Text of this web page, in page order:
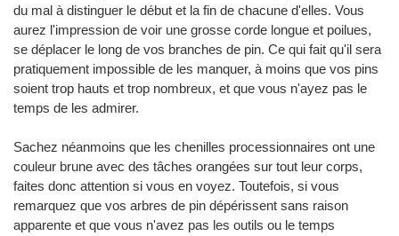
du mal à distinguer le début et la fin de chacune d'elles. Vous
aurez l'impression de voir une grosse corde longue et poilues,
se déplacer le long de vos branches de pin. Ce qui fait qu'il sera
pratiquement impossible de les manquer, à moins que vos pins
soient trop hauts et trop nombreux, et que vous n'ayez pas le
temps de les admirer.
Sachez néanmoins que les chenilles processionnaires ont une
couleur brune avec des tâches orangées sur tout leur corps,
faites donc attention si vous en voyez. Toutefois, si vous
remarquez que vos arbres de pin dépérissent sans raison
apparente et que vous n'avez pas les outils ou le temps